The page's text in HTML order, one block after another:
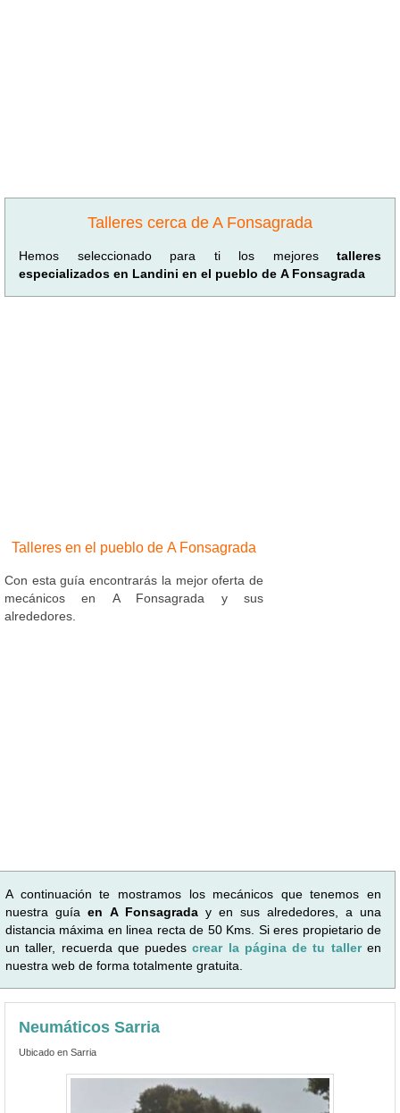
Talleres cerca de A Fonsagrada
Hemos seleccionado para ti los mejores talleres
especializados en Landini en el pueblo de A Fonsagrada
Talleres en el pueblo de A Fonsagrada
Con esta guía encontrarás la mejor oferta de
mecánicos en A Fonsagrada y sus
alrededores.
A continuación te mostramos los mecánicos que tenemos en
nuestra guía en A Fonsagrada y en sus alrededores, a una
distancia máxima en linea recta de 50 Kms. Si eres propietario de
un taller, recuerda que puedescrear la página de tu talleren
nuestra web de forma totalmente gratuita.
Neumáticos Sarria
Ubicado en Sarria